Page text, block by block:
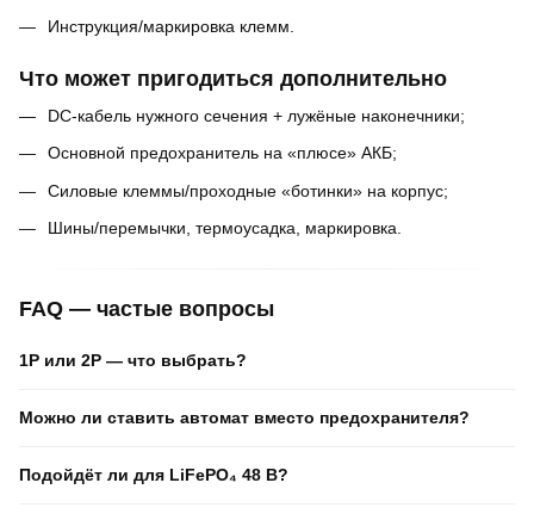
Инструкция/маркировка клемм.
Что может пригодиться дополнительно
DC-кабель нужного сечения + лужёные наконечники;
Основной предохранитель на «плюсе» АКБ;
Силовые клеммы/проходные «ботинки» на корпус;
Шины/перемычки, термоусадка, маркировка.
FAQ — частые вопросы
1P или 2P — что выбрать?
Можно ли ставить автомат вместо предохранителя?
Подойдёт ли для LiFePO₄ 48 В?